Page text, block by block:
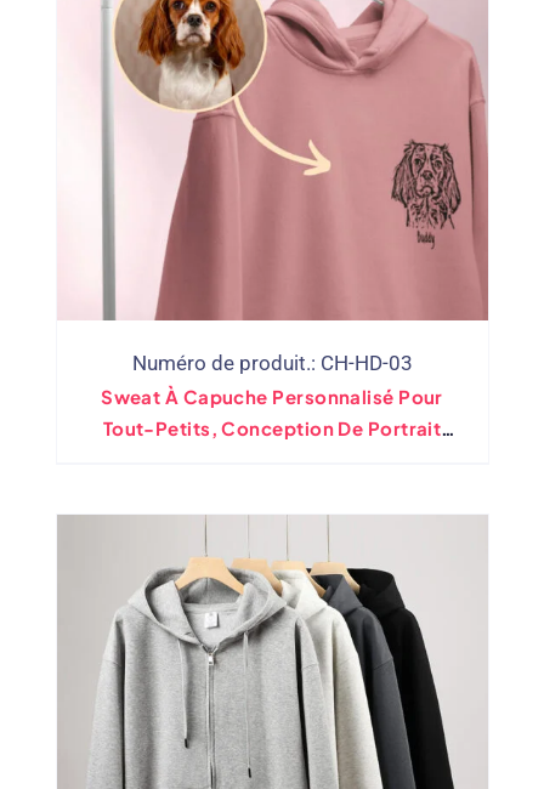
Numéro de produit.: CH-HD-03
Sweat À Capuche Personnalisé Pour
Tout-Petits, Conception De Portrait
Enfants